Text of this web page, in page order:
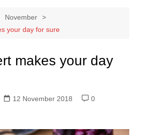
November
your day for sure
makes your day
12 November 2018
0